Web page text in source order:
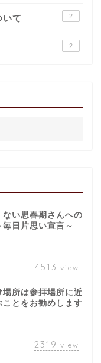
いて 2
2
ない思春期さんへの
日片思い宣言～
4513 view
場所は参拝場所に近
ことをお勧めします
2319 view